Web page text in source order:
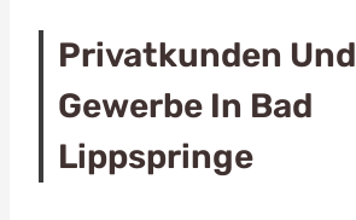
Privatkunden Und
Gewerbe In Bad
Lippspringe